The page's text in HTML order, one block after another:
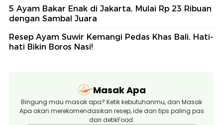
5 Ayam Bakar Enak di Jakarta, Mulai Rp 23 Ribuan
dengan Sambal Juara
Resep Ayam Suwir Kemangi Pedas Khas Bali, Hati-
hati Bikin Boros Nasi!
Masak Apa
Bingung mau masak apa? Ketik kebutuhanmu, dan Masak
Apa akan merekomendasikan resep, ide dan tips paling pas
dari detikFood.